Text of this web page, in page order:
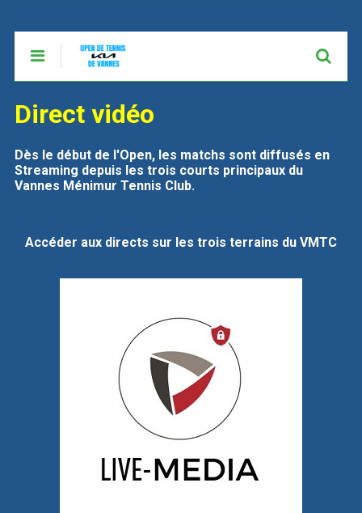
Direct vidéo
Dès le début de l'Open, les matchs sont diffusés en
Streaming depuis les trois courts principaux du
Vannes Ménimur Tennis Club.
Accéder aux directs sur les trois terrains du VMTC